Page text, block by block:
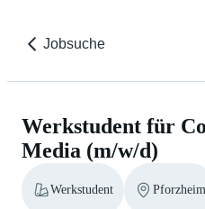
Jobsuche
Werkstudent für
Media (m/w/d)
Werkstudent Pforzheim